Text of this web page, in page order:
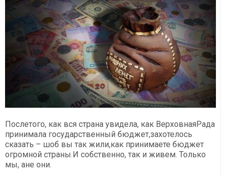
Послетого, как вся страна увидела, как ВерховнаяРада
принимала государственный бюджет,захотелось
сказать – шоб вы так жили,как принимаете бюджет
огромной страны.И собственно, так и живем. Только
мы, ане они.